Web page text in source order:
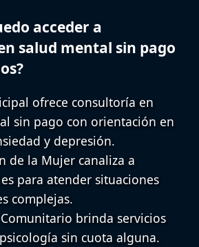
acceder a
salud mental sin pago
ofrece consultoría en
sin pago con orientación en
y depresión.
de la Mujer canaliza a
para atender situaciones
complejas.
brinda servicios
sin cuota alguna.